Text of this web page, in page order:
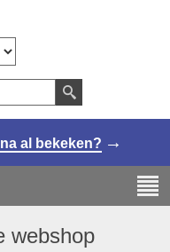
al bekeken? →
webshop